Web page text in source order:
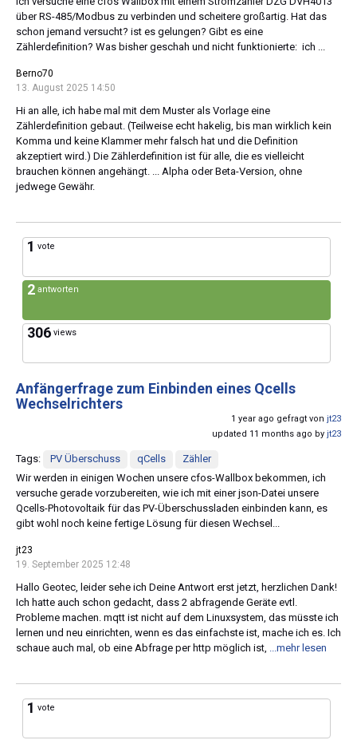
über RS-485/Modbus zu verbinden und scheitere großartig. Hat das
schon jemand versucht? ist es gelungen? Gibt es eine
Zählerdefinition? Was bisher geschah und nicht funktionierte: ich ...
Berno70
13. August 2025 14:50
Hi an alle, ich habe mal mit dem Muster als Vorlage eine
Zählerdefinition gebaut. (Teilweise echt hakelig, bis man wirklich kein
Komma und keine Klammer mehr falsch hat und die Definition
akzeptiert wird.) Die Zählerdefinition ist für alle, die es vielleicht
brauchen können angehängt. ... Alpha oder Beta-Version, ohne
jedwege Gewähr.
1 vote
2 antworten
306 views
Anfängerfrage zum Einbinden eines Qcells
Wechselrichters
1 year ago gefragt von jt23
updated 11 months ago by jt23
Tags: PV Überschuss qCells
Zähler
Wir werden in einigen Wochen unsere cfos-Wallbox bekommen, ich
versuche gerade vorzubereiten, wie ich mit einer json-Datei unsere
Qcells-Photovoltaik für das PV-Überschussladen einbinden kann, es
gibt wohl noch keine fertige Lösung für diesen Wechsel...
jt23
19. September 2025 12:48
Hallo Geotec, leider sehe ich Deine Antwort erst jetzt, herzlichen Dank!
Ich hatte auch schon gedacht, dass 2 abfragende Geräte evtl.
Probleme machen. mqtt ist nicht auf dem Linuxsystem, das müsste ich
lernen und neu einrichten, wenn es das einfachste ist, mache ich es. Ich
schaue auch mal, ob eine Abfrage per http möglich ist, ...mehr lesen
1 vote